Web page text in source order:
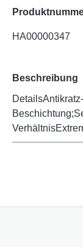
HA00000347
Beschreibung